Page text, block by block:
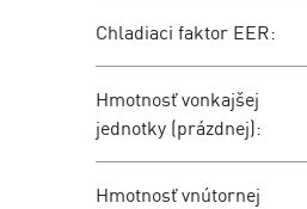
Chladiaci faktor EER:
Hmotnosť vonkajšej
jednotky (prázdnej):
Hmotnosť vnútornej